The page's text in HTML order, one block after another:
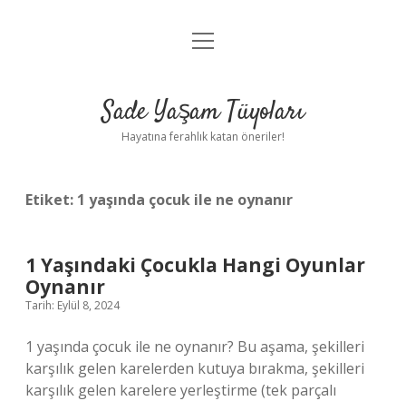
Anasayfa
Yasal Uyarı
menüyü
Sade Yaşam Tüyoları
Hayatına ferahlık katan öneriler!
Etiket: 1 yaşında çocuk ile ne oynanır
1 Yaşındaki Çocukla Hangi Oyunlar
Oynanır
Tarih: Eylül 8, 2024
1 yaşında çocuk ile ne oynanır? Bu aşama, şekilleri
karşılık gelen karelerden kutuya bırakma, şekilleri
karşılık gelen karelere yerleştirme (tek parçalı